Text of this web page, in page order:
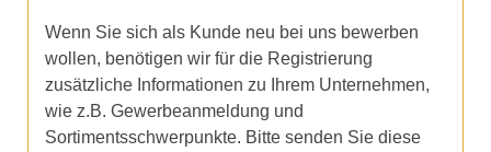
Wenn Sie sich als Kunde neu bei uns bewerben
wollen, benötigen wir für die Registrierung
zusätzliche Informationen zu Ihrem Unternehmen,
wie z.B. Gewerbeanmeldung und
Sortimentsschwerpunkte. Bitte senden Sie diese